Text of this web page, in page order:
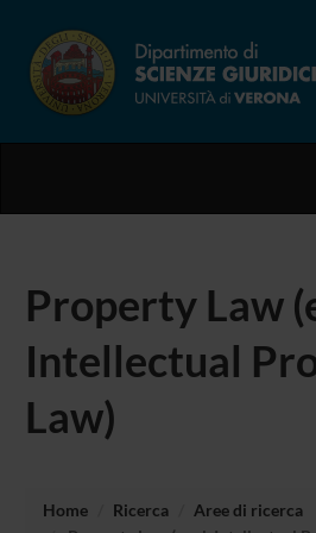
Property Law
Intellectual
Law)
Home Ricerca
Aree di ricerca